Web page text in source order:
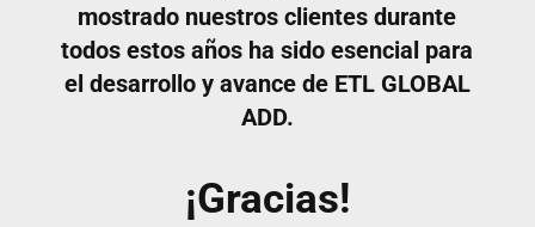
mostrado nuestros clientes durante
todos estos años ha sido esencial para
el desarrollo y avance de ETL GLOBAL
ADD.
¡Gracias!